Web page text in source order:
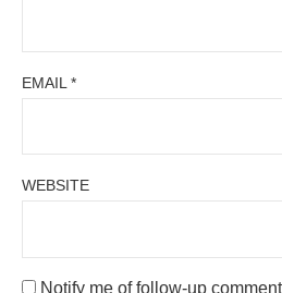
EMAIL *
WEBSITE
Notify me of follow-up